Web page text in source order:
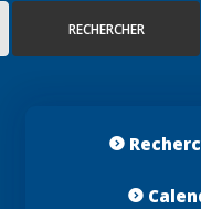
RECHERCHER